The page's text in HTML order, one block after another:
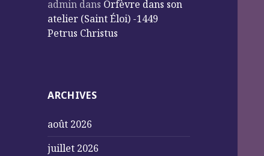
admin dans Orfèvre dans son
atelier (Saint Éloi) -1449
Petrus Christus
ARCHIVES
août 2026
juillet 2026